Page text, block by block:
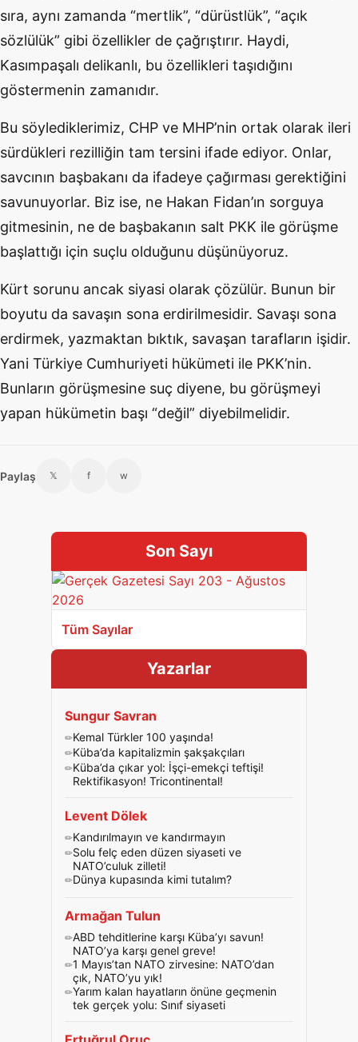
sıra, aynı zamanda “mertlik”, “dürüstlük”, “açık
sözlülük” gibi özellikler de çağrıştırır. Haydi,
Kasımpaşalı delikanlı, bu özellikleri taşıdığını
göstermenin zamanıdır.
Bu söylediklerimiz, CHP ve MHP’nin ortak olarak ileri
sürdükleri rezilliğin tam tersini ifade ediyor. Onlar,
savcının başbakanı da ifadeye çağırması gerektiğini
savunuyorlar. Biz ise, ne Hakan Fidan’ın sorguya
gitmesinin, ne de başbakanın salt PKK ile görüşme
başlattığı için suçlu olduğunu düşünüyoruz.
Kürt sorunu ancak siyasi olarak çözülür. Bunun bir
boyutu da savaşın sona erdirilmesidir. Savaşı sona
erdirmek, yazmaktan bıktık, savaşan tarafların işidir.
Yani Türkiye Cumhuriyeti hükümeti ile PKK’nin.
Bunların görüşmesine suç diyene, bu görüşmeyi
yapan hükümetin başı “değil” diyebilmelidir.
Paylaş 𝕏 f w
Son Sayı
Tüm Sayılar
Yazarlar
Sungur Savran
Kemal Türkler 100 yaşında!
Küba’da kapitalizmin şakşakçıları
Küba’da çıkar yol: İşçi-emekçi teftişi!
Rektifikasyon! Tricontinental!
Levent Dölek
Kandırılmayın ve kandırmayın
Solu felç eden düzen siyaseti ve
NATO’culuk zilleti!
Dünya kupasında kimi tutalım?
Armağan Tulun
ABD tehditlerine karşı Küba’yı savun!
NATO’ya karşı genel greve!
1 Mayıs’tan NATO zirvesine: NATO’dan
çık, NATO’yu yık!
Yarım kalan hayatların önüne geçmenin
tek gerçek yolu: Sınıf siyaseti